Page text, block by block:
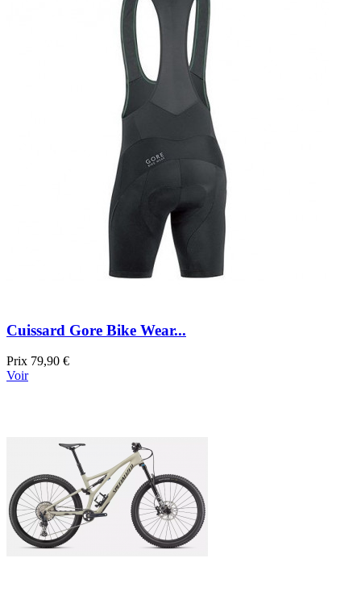
Cuissard Gore Bike Wear...
Prix 79,90 €
Voir